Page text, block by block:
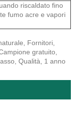
riscaldato fino
fumo acre e vapori
Fornitori,
gratuito,
Qualità, 1 anno